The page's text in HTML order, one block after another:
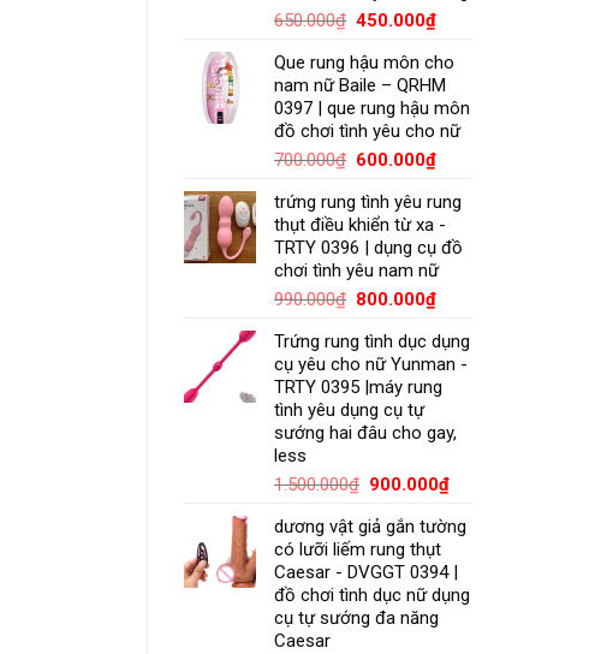
650.000₫ 450.000₫
Que rung hậu môn cho
nam nữ Baile – QRHM
0397 | que rung hậu môn
đồ chơi tình yêu cho nữ
700.000₫ 600.000₫
trứng rung tình yêu rung
thụt điều khiển từ xa -
TRTY 0396 | dụng cụ đồ
chơi tình yêu nam nữ
990.000₫ 800.000₫
Trứng rung tình dục dụng
cụ yêu cho nữ Yunman -
TRTY 0395 |máy rung
tình yêu dụng cụ tự
sướng hai đâu cho gay,
less
1.500.000₫ 900.000₫
dương vật giả gắn tường
có lưỡi liếm rung thụt
Caesar - DVGGT 0394 |
đồ chơi tình dục nữ dụng
cụ tự sướng đa năng
Caesar